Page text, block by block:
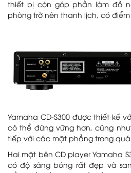
thiết bị còn góp phần làm đồ
phòng trở nên thanh lịch, có
Yamaha CD-S300 được thiết kế
có thể đứng vững hơn, cũng
tiếp với các mặt phẳng trong
Hai mặt bên CD player Yamaha
có độ sáng bóng rất đẹp và